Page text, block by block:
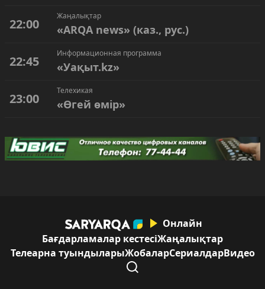
22:00
Жаңалықтар
«ARQA news» (каз., рус.)
22:45
Информационная программа
«Уақыт.kz»
23:00
Телехикая
«Өгей өмір»
Онлайн
Бағдарламалар кестесіЖаңалықтар
Телеарна туындыларыЖобаларСериалдарВидео